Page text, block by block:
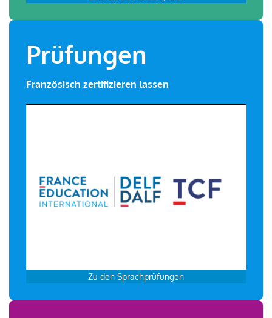
Prüfungen
Französisch zertifizieren lassen
Zu den Sprachprüfungen